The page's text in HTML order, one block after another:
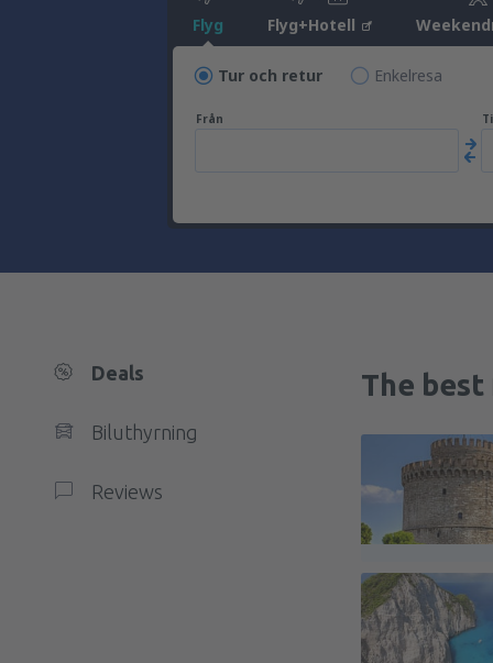
Flyg Flyg+Hotell
Tur och retur Enkelresa
Från
Deals
Biluthyrning
Reviews
The